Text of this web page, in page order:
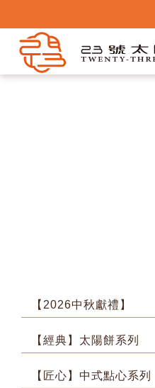
【2026中秋獻禮】
【經典】太陽餅系列
【匠心】中式點心系列